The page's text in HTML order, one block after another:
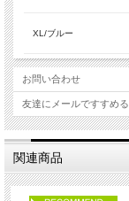
XL/ブルー
お問い合わせ
友達にメールですすめる
関連商品